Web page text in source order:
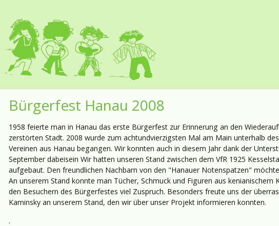
Bürgerfest Hanau 2008
1958 feierte man in Hanau das erste Bürgerfest zur Erinnerung an den
zerstörten Stadt. 2008 wurde zum achtundvierzigsten Mal am Main unterhalb
Vereinen aus Hanau begangen. Wir konnten auch in diesem Jahr dank der
September dabeisein Wir hatten unseren Stand zwischen dem VfR 1925
aufgebaut. Den freundlichen Nachbarn von den "Hanauer Notenspatzen"
An unserem Stand konnte man Tücher, Schmuck und Figuren aus kenianischem
den Besuchern des Bürgerfestes viel Zuspruch. Besonders freute uns der
Kaminsky an unserem Stand, den wir über unser Projekt informieren konnten.
.